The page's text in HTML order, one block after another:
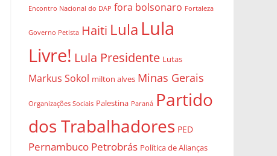
Encontro Nacional do DAP fora bolsonaro Fortaleza
Governo Petista Haiti Lula Lula
Livre! Lula Presidente Lutas
Markus Sokol milton alves Minas Gerais
Organizações Sociais Palestina Paraná Partido
dos Trabalhadores PED
Pernambuco Petrobrás Política de Alianças